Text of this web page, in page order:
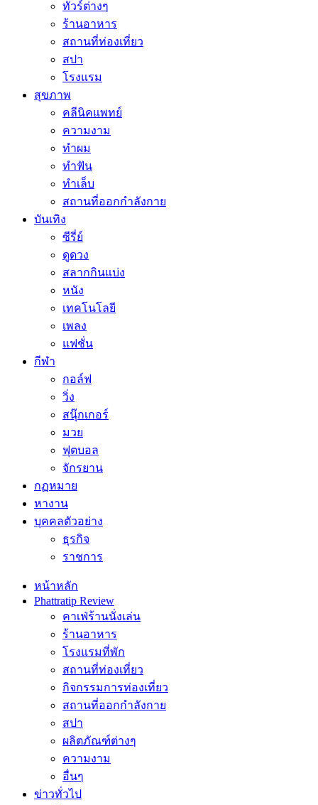
ทัวร์ต่างๆ
ร้านอาหาร
สถานที่ท่องเที่ยว
สปา
โรงแรม
สุขภาพ
คลีนิคแพทย์
ความงาม
ทำผม
ทำฟัน
ทำเล็บ
สถานที่ออกกำลังกาย
บันเทิง
ซีรี่ย์
ดูดวง
สลากกินแบ่ง
หนัง
เทคโนโลยี
เพลง
แฟชั่น
กีฬา
กอล์ฟ
วิ่ง
สนุ๊กเกอร์
มวย
ฟุตบอล
จักรยาน
กฏหมาย
หางาน
บุคคลตัวอย่าง
ธุรกิจ
ราชการ
หน้าหลัก
Phattratip Review
คาเฟ่ร้านนั่งเล่น
ร้านอาหาร
โรงแรมที่พัก
สถานที่ท่องเที่ยว
กิจกรรมการท่องเที่ยว
สถานที่ออกกำลังกาย
สปา
ผลิตภัณฑ์ต่างๆ
ความงาม
อื่นๆ
ข่าวทั่วไป